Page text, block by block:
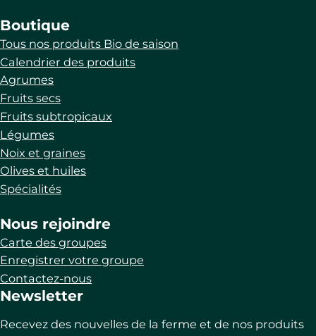
Boutique
Tous nos produits Bio de saison
Calendrier des produits
Agrumes
Fruits secs
Fruits subtropicaux
Légumes
Noix et graines
Olives et huiles
Spécialités
Nous rejoindre
Carte des groupes
Enregistrer votre groupe
Contactez-nous
Newsletter
Recevez des nouvelles de la ferme et de nos produits